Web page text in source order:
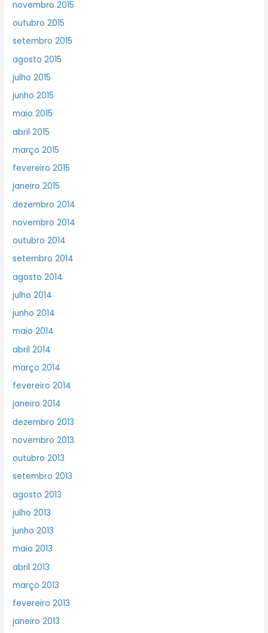
novembro 2015
outubro 2015
setembro 2015
agosto 2015
julho 2015
junho 2015
maio 2015
abril 2015
março 2015
fevereiro 2015
janeiro 2015
dezembro 2014
novembro 2014
outubro 2014
setembro 2014
agosto 2014
julho 2014
junho 2014
maio 2014
abril 2014
março 2014
fevereiro 2014
janeiro 2014
dezembro 2013
novembro 2013
outubro 2013
setembro 2013
agosto 2013
julho 2013
junho 2013
maio 2013
abril 2013
março 2013
fevereiro 2013
janeiro 2013